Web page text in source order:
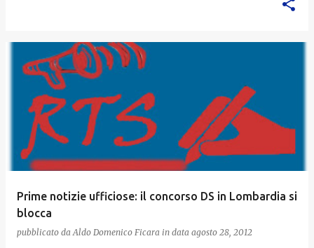
Prime notizie ufficiose: il concorso DS in Lombardia si
blocca
pubblicato da Aldo Domenico Ficara in data agosto 28, 2012